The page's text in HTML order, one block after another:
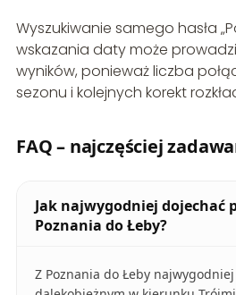
Wyszukiwanie samego hasła
wskazania daty może
wyników, ponieważ liczba
sezonu i kolejnych korekt
FAQ – najczęściej
Jak najwygodniej dojechać
Poznania do Łeby?
Z Poznania do Łeby